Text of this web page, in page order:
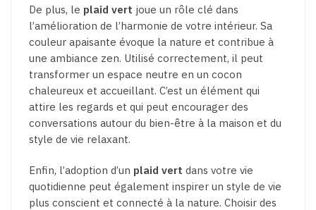
De plus, le plaid vert joue un rôle clé dans
l’amélioration de l’harmonie de votre intérieur. Sa
couleur apaisante évoque la nature et contribue à
une ambiance zen. Utilisé correctement, il peut
transformer un espace neutre en un cocon
chaleureux et accueillant. C’est un élément qui
attire les regards et qui peut encourager des
conversations autour du bien-être à la maison et du
style de vie relaxant.
Enfin, l’adoption d’un plaid vert dans votre vie
quotidienne peut également inspirer un style de vie
plus conscient et connecté à la nature. Choisir des